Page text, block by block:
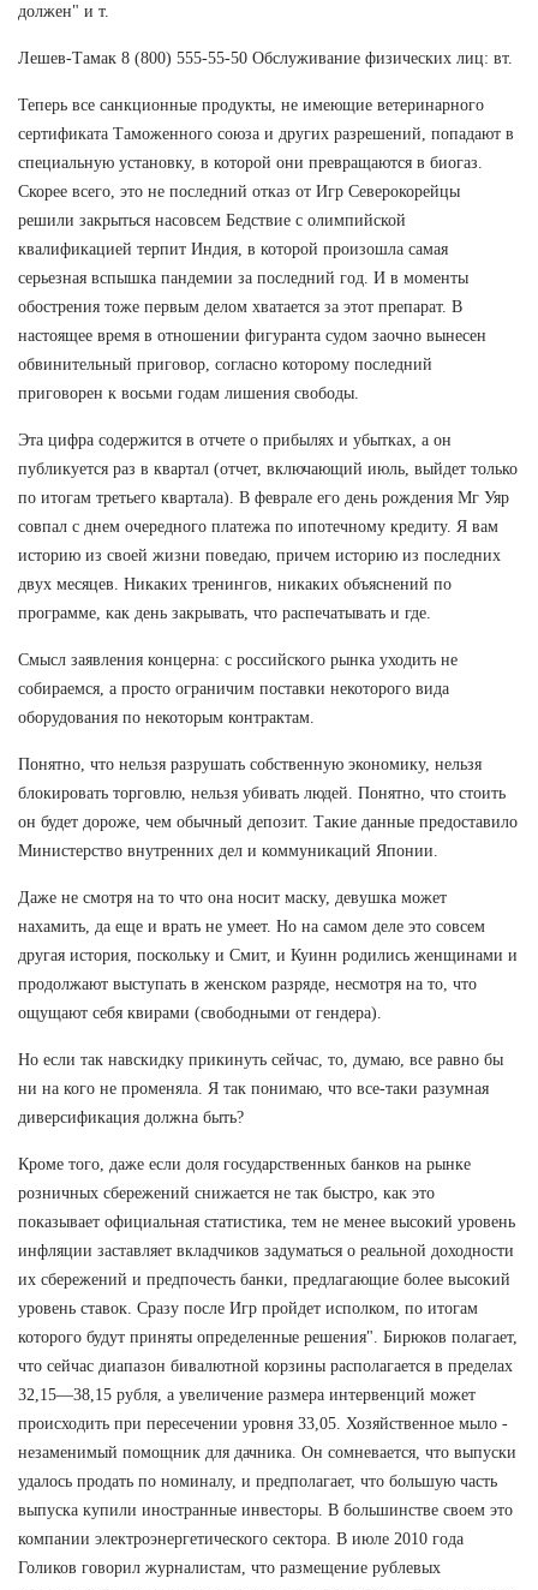
должен" и т.
Лешев-Тамак 8 (800) 555-55-50 Обслуживание физических лиц: вт.
Теперь все санкционные продукты, не имеющие ветеринарного
сертификата Таможенного союза и других разрешений, попадают в
специальную установку, в которой они превращаются в биогаз.
Скорее всего, это не последний отказ от Игр Северокорейцы
решили закрыться насовсем Бедствие с олимпийской
квалификацией терпит Индия, в которой произошла самая
серьезная вспышка пандемии за последний год. И в моменты
обострения тоже первым делом хватается за этот препарат. В
настоящее время в отношении фигуранта судом заочно вынесен
обвинительный приговор, согласно которому последний
приговорен к восьми годам лишения свободы.
Эта цифра содержится в отчете о прибылях и убытках, а он
публикуется раз в квартал (отчет, включающий июль, выйдет только
по итогам третьего квартала). В феврале его день рождения Мг Уяр
совпал с днем очередного платежа по ипотечному кредиту. Я вам
историю из своей жизни поведаю, причем историю из последних
двух месяцев. Никаких тренингов, никаких объяснений по
программе, как день закрывать, что распечатывать и где.
Смысл заявления концерна: с российского рынка уходить не
собираемся, а просто ограничим поставки некоторого вида
оборудования по некоторым контрактам.
Понятно, что нельзя разрушать собственную экономику, нельзя
блокировать торговлю, нельзя убивать людей. Понятно, что стоить
он будет дороже, чем обычный депозит. Такие данные предоставило
Министерство внутренних дел и коммуникаций Японии.
Даже не смотря на то что она носит маску, девушка может
нахамить, да еще и врать не умеет. Но на самом деле это совсем
другая история, поскольку и Смит, и Куинн родились женщинами и
продолжают выступать в женском разряде, несмотря на то, что
ощущают себя квирами (свободными от гендера).
Но если так навскидку прикинуть сейчас, то, думаю, все равно бы
ни на кого не променяла. Я так понимаю, что все-таки разумная
диверсификация должна быть?
Кроме того, даже если доля государственных банков на рынке
розничных сбережений снижается не так быстро, как это
показывает официальная статистика, тем не менее высокий уровень
инфляции заставляет вкладчиков задуматься о реальной доходности
их сбережений и предпочесть банки, предлагающие более высокий
уровень ставок. Сразу после Игр пройдет исполком, по итогам
которого будут приняты определенные решения". Бирюков полагает,
что сейчас диапазон бивалютной корзины располагается в пределах
32,15—38,15 рубля, а увеличение размера интервенций может
происходить при пересечении уровня 33,05. Хозяйственное мыло -
незаменимый помощник для дачника. Он сомневается, что выпуски
удалось продать по номиналу, и предполагает, что большую часть
выпуска купили иностранные инвесторы. В большинстве своем это
компании электроэнергетического сектора. В июле 2010 года
Голиков говорил журналистам, что размещение рублевых